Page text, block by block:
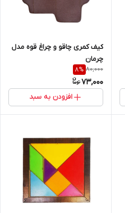
کیف کمری چاقو و چراغ قوه مدل
چرمان
80,000
8%
73,000
افزودن به سبد